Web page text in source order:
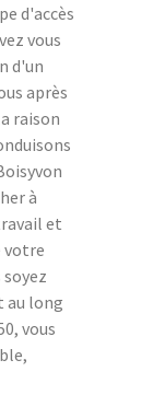
d'accès
vous
d'un
après
raison
à
et
votre
au long
vous